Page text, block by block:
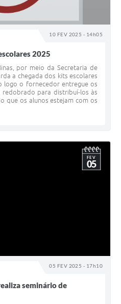
10 FEV 2025 - 14h05
2025
por meio da Secretaria de
a chegada dos kits escolares
logo o fornecedor entregue os
redobrado para distribuí-los às
que os alunos estejam com os
05 FEV 2025 - 17h10
FEV
05
seminário de